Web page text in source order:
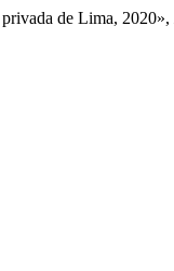
de Lima, 2020»,